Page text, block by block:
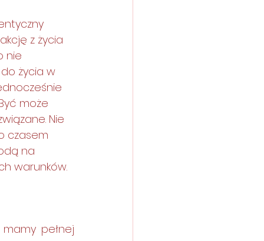
z życia
nie
życia w
może
Nie
czasem
na
warunków.
pełnej